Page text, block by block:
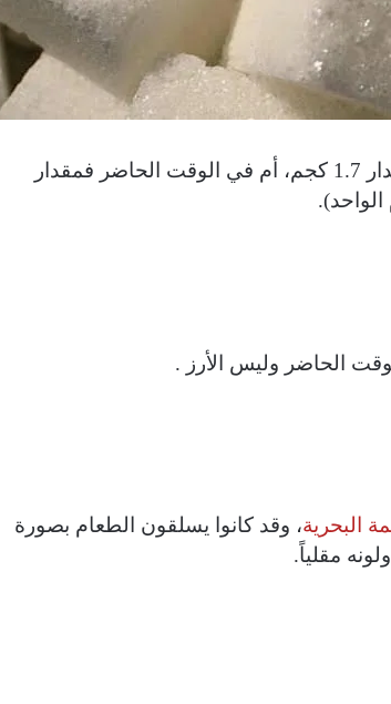
فقد كانت كمية استهلاكهم للسكر أقل بكثير بمقدار 1.7 كجم، أم في الوقت الحاضر فمقدار
الحاضر وليس الأرز .
البحرية، وقد كانوا يسلقون الطعام بصورة
مقلياً.